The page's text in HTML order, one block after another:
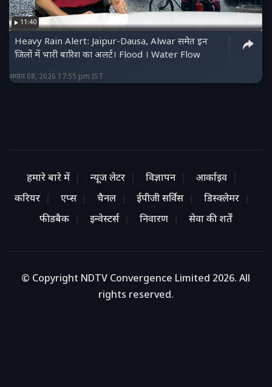
11:40
Heavy Rain Alert: Jaipur-Dausa, Alwar समेत इन
जिलों में भारी बारिश का अलर्ट। Flood । Water Flow
अगस्त 08, 2026 17:55 pm IST
हमारे बारे में न्यूज लेटर विज्ञापन
आर्काइव
करियर
एप्स चैनल ईपीजी सर्विस
डिस्क्लेमर
फीडबैक
इन्वेस्टर्स निवारण सेवा की शर्तें
© Copyright NDTV Convergence Limited 2026. All
rights reserved.